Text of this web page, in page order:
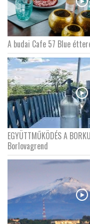
A budai Cafe 57 Blue
EGYÜTTMŰKÖDÉS A
Borlovagrend